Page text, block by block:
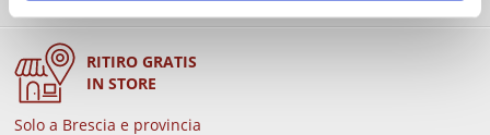
RITIRO GRATIS
IN STORE
Solo a Brescia e provincia